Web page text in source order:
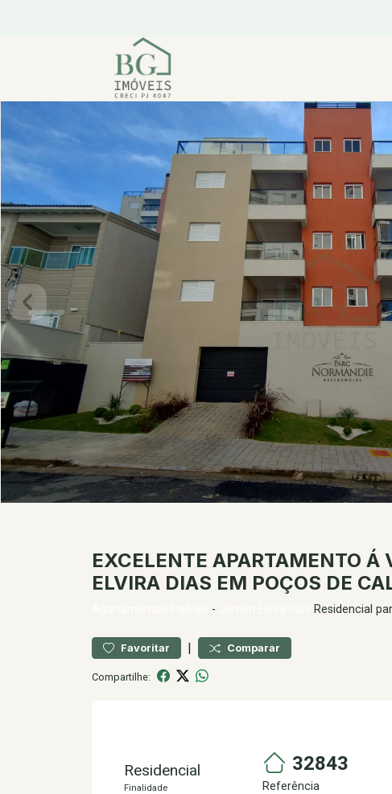
EXCELENTE APARTAMENTO Á
ELVIRA DIAS EM POÇOS DE
- Residencial
Favoritar | Comparar
Compartilhe:
Residencial
Finalidade
32843
Referência